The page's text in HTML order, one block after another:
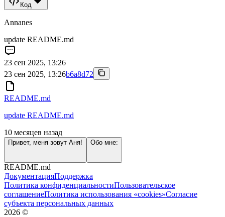
Код
Annanes
update README.md
23 сен 2025, 13:26
23 сен 2025, 13:26b6a8d72
README.md
update README.md
10 месяцев назад
Привет, меня зовут Аня! Обо мне:
README.md
ДокументацияПоддержка
Политика конфиденциальностиПользовательское
соглашениеПолитика использования «cookies»Согласие
субъекта персональных данных
2026 ©